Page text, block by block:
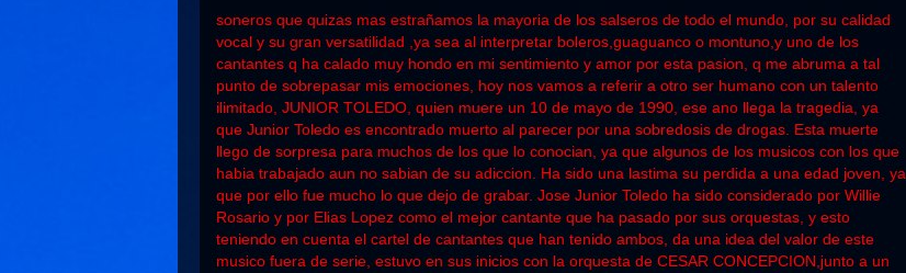
soneros que quizas mas estrañamos la mayoria de los salseros de todo el mundo, por su calidad
vocal y su gran versatilidad ,ya sea al interpretar boleros,guaguanco o montuno,y uno de los
cantantes q ha calado muy hondo en mi sentimiento y amor por esta pasion, q me abruma a tal
punto de sobrepasar mis emociones, hoy nos vamos a referir a otro ser humano con un talento
ilimitado, JUNIOR TOLEDO, quien muere un 10 de mayo de 1990, ese ano llega la tragedia, ya
que Junior Toledo es encontrado muerto al parecer por una sobredosis de drogas. Esta muerte
llego de sorpresa para muchos de los que lo conocian, ya que algunos de los musicos con los que
habia trabajado aun no sabian de su adiccion. Ha sido una lastima su perdida a una edad joven, ya
que por ello fue mucho lo que dejo de grabar. Jose Junior Toledo ha sido considerado por Willie
Rosario y por Elias Lopez como el mejor cantante que ha pasado por sus orquestas, y esto
teniendo en cuenta el cartel de cantantes que han tenido ambos, da una idea del valor de este
musico fuera de serie, estuvo en sus inicios con la orquesta de CESAR CONCEPCION,junto a un